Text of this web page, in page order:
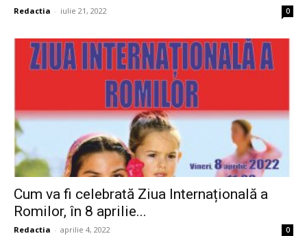
Redactia - iulie 21, 2022 0
Cum va fi celebrată Ziua Internațională a
Romilor, în 8 aprilie...
Redactia - aprilie 4, 2022 0